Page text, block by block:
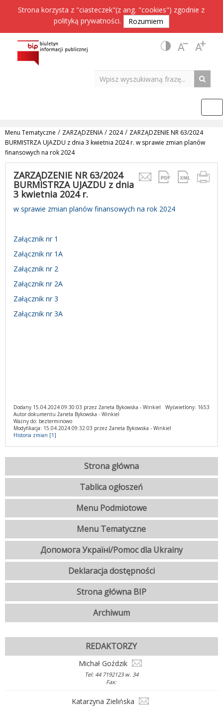
Strona korzysta z "ciasteczek"(z ang. "cookies") zgodnie z
polityką prywatności. Rozumiem
Menu Tematyczne / ZARZĄDZENIA/ 2024/ ZARZĄDZENIE NR 63/2024
BURMISTRZA UJAZDU z dnia 3 kwietnia 2024 r. w sprawie zmian planów
finansowych na rok 2024
ZARZĄDZENIE NR 63/2024
BURMISTRZA UJAZDU z dnia
3 kwietnia 2024 r.
w sprawie zmian planów finansowych na rok 2024
Załącznik nr 1
Załącznik nr 1A
Załącznik nr 2
Załącznik nr 2A
Załącznik nr 3
Załącznik nr 3A
Wyświetlony: 1653
Dodany 15.04.2024 09:30:03 przez Żaneta Bykowska - Winkiel
Autor dokumentu Żaneta Bykowska - Winkiel
Ważny do: bezterminowo
Modyfikacja: 15.04.2024 09:32:03 przez Żaneta Bykowska - Winkiel
Historia zmian [1]
Strona główna
Tablica ogłoszeń
Menu Podmiotowe
Menu Tematyczne
Допомога Україні/Pomoc dla Ukrainy
Deklaracja dostępności
Strona główna BIP
Archiwum
REDAKTORZY
Michał Goździk
Tel: 44 7192123 w. 34
Fax:
Katarzyna Zielińska